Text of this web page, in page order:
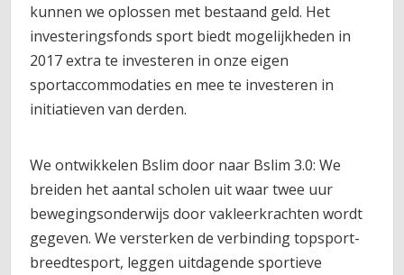
kunnen we oplossen met bestaand geld. Het
investeringsfonds sport biedt mogelijkheden in
2017 extra te investeren in onze eigen
sportaccommodaties en mee te investeren in
initiatieven van derden.
We ontwikkelen Bslim door naar Bslim 3.0: We
breiden het aantal scholen uit waar twee uur
bewegingsonderwijs door vakleerkrachten wordt
gegeven. We versterken de verbinding topsport-
breedtesport, leggen uitdagende sportieve